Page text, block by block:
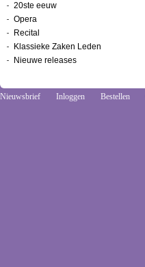
20ste eeuw
Opera
Recital
Klassieke Zaken Leden
Nieuwe releases
Nieuwsbrief Inloggen Bestellen